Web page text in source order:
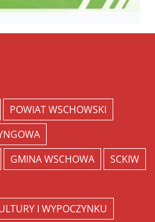
POWIAT WSCHOWSKI
GMINA WSCHOWA
SCKIW
I WYPOCZYNKU